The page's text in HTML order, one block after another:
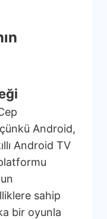
Android,
Android TV
sahip
bir oyunla